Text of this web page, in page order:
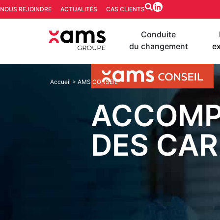
NOUS REJOINDRE ACTUALITÉS CAS CLIENTS
Conduite
du changement
Accueil > AMS CONSEIL
DES